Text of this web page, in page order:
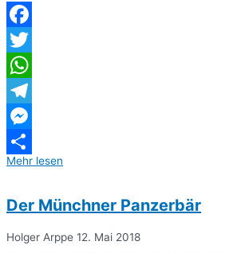
Facebook
Twitter
WhatsApp
Telegram
Messenger
Teilen
Mehr lesen
Der Münchner Panzerbär
Holger Arppe 12. Mai 2018